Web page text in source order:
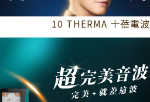
10 THERMA 十蓓電波